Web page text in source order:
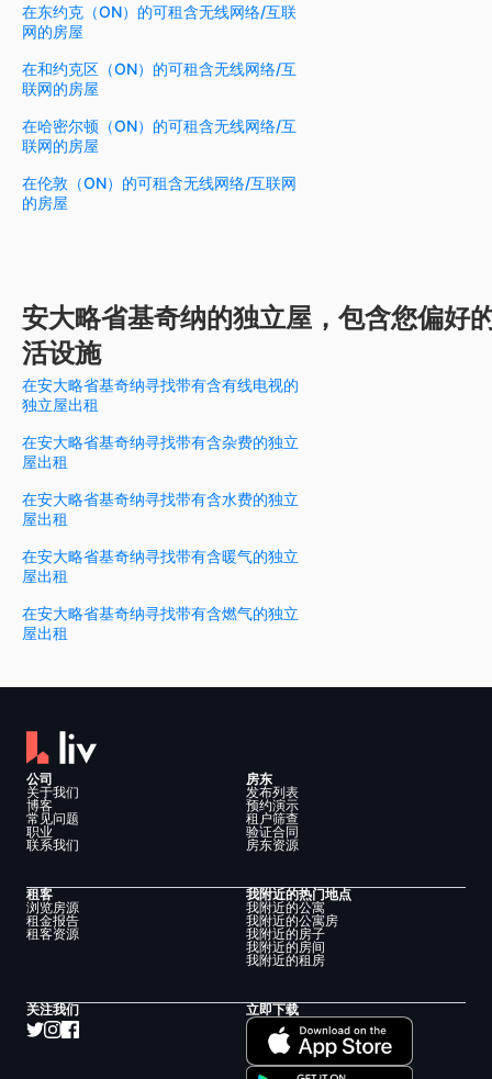
在东约克（ON）的可租含无线网络/互联
网的房屋
在和约克区（ON）的可租含无线网络/互
联网的房屋
在哈密尔顿（ON）的可租含无线网络/互
联网的房屋
在伦敦（ON）的可租含无线网络/互联网
的房屋
安大略省基奇纳的独立屋，包含您偏好
活设施
在安大略省基奇纳寻找带有含有线电视的
独立屋出租
在安大略省基奇纳寻找带有含杂费的独立
屋出租
在安大略省基奇纳寻找带有含水费的独立
屋出租
在安大略省基奇纳寻找带有含暖气的独立
屋出租
在安大略省基奇纳寻找带有含燃气的独立
屋出租
公司
关于我们
博客
常见问题
职业
联系我们
房东
发布列表
预约演示
租户筛查
验证合同
房东资源
租客
浏览房源
租金报告
租客资源
我附近的热门地点
我附近的公寓
我附近的公寓房
我附近的房子
我附近的房间
我附近的租房
关注我们 立即下载